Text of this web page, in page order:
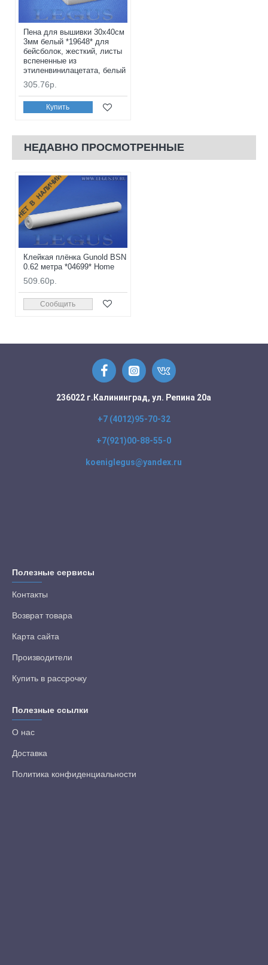
Пена для вышивки 30x40см
3мм белый *19648* для
бейсболок, жесткий, листы
вспененные из
этиленвинилацетата, белый
305.76р.
Купить
НЕДАВНО ПРОСМОТРЕННЫЕ
НЕТ В НАЛИЧИИ
Клейкая плёнка Gunold BSN
0.62 метра *04699* Home
509.60р.
Сообщить
236022 г.Калининград, ул. Репина 20а
+7 (4012)95-70-32
+7(921)00-88-55-0
koeniglegus@yandex.ru
Полезные сервисы
Контакты
Возврат товара
Карта сайта
Производители
Купить в рассрочку
Полезные ссылки
О нас
Доставка
Политика конфиденциальности